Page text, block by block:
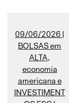
09/06/2026 |
BOLSAS em
ALTA,
economia
americana e
INVESTIMENT